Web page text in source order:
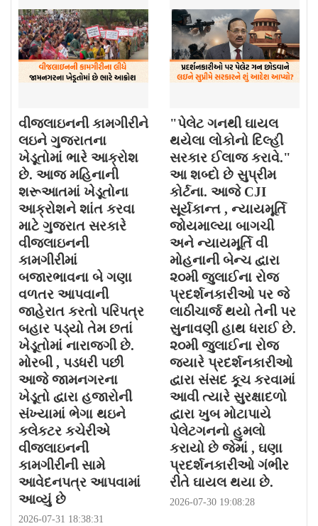
વીજલાઇનની કામગીરીને
લઇને ગુજરાતના
ખેડૂતોમાં ભારે આક્રોશ
છે. આજ મહિનાની
શરૂઆતમાં ખેડૂતોના
આક્રોશને શાંત કરવા
માટે ગુજરાત સરકારે
વીજલાઇનની
કામગીરીમાં
બજારભાવના બે ગણા
વળતર આપવાની
જાહેરાત કરતો પરિપત્ર
બહાર પડ્યો તેમ છતાં
ખેડૂતોમાં નારાજગી છે.
મોરબી , પડધરી પછી
આજે જામનગરના
ખેડૂતો દ્વારા હજારોની
સંખ્યામાં ભેગા થઇને
કલેકટર કચેરીએ
વીજલાઇનની
કામગીરીની સામે
આવેદનપત્ર આપવામાં
આવ્યું છે
2026-07-31 18:38:31
"પેલેટ ગનથી ઘાયલ
થયેલા લોકોનો દિલ્હી
સરકાર ઈલાજ કરાવે."
આ શબ્દો છે સુપ્રીમ
કોર્ટના. આજે CJI
સૂર્યકાન્ત , ન્યાયમૂર્તિ
જોયમાલ્યા બાગચી
અને ન્યાયમૂર્તિ વી
મોહનાની બેન્ચ દ્વારા
૨૦મી જુલાઈના રોજ
પ્રદર્શનકારીઓ પર જે
લાઠીચાર્જ થયો તેની પર
સુનાવણી હાથ ધરાઈ છે.
૨૦મી જુલાઈના રોજ
જયારે પ્રદર્શનકારીઓ
દ્વારા સંસદ કૂચ કરવામાં
આવી ત્યારે સુરક્ષાદળો
દ્વારા ખુબ મોટાપાયે
પેલેટગનનો હુમલો
કરાયો છે જેમાં , ઘણા
પ્રદર્શનકારીઓ ગંભીર
રીતે ઘાયલ થયા છે.
2026-07-30 19:08:28